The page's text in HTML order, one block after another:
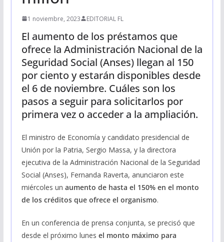
1 noviembre, 2023 EDITORIAL FL
El aumento de los préstamos que
ofrece la Administración Nacional de la
Seguridad Social (Anses) llegan al 150
por ciento y estarán disponibles desde
el 6 de noviembre. Cuáles son los
pasos a seguir para solicitarlos por
primera vez o acceder a la ampliación.
El ministro de Economía y candidato presidencial de
Unión por la Patria, Sergio Massa, y la directora
ejecutiva de la Administración Nacional de la Seguridad
Social (Anses), Fernanda Raverta, anunciaron este
miércoles un aumento de hasta el 150% en el monto
de los créditos que ofrece el organismo.
En un conferencia de prensa conjunta, se precisó que
desde el próximo lunes el monto máximo para